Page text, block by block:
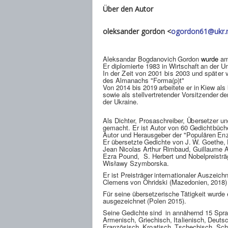
Über den Autor
oleksander gordon <
Aleksandar BogdanovichGordon wurde
Er diplomierte 1983 in Wirtschaftan der U
In der Zeit von 2001 bis 2003 und später
des Almanachs"Forma(p)t"
Von 2014 bis 2019arbeitete er in Kiew als
sowie als stellvertretender Vorsitzenderde
der Ukraine.
Als Dichter, Prosaschreiber, Übersetzerun
gemacht. Er ist Autor von 60 Gedichtbüch
Autor und Herausgeberder "Populären En
Er übersetzteGedichte vonJ. W. Goethe,
Jean Nicolas Arthur Rimbaud, Guillaume
Ezra Pound, S. Herbert und
Wisławy Szymborska.
Er ist PreisträgerinternationalerAuszeic
Clemens von Ohridski (Mazedonien,
Für seine übersetzerischeTätigkeitwurde
ausgezeichnet (Polen 2015).
Seine Gedichtesind in annähernd 15
Armenisch,Griechisch, Italienisch, Deutsc